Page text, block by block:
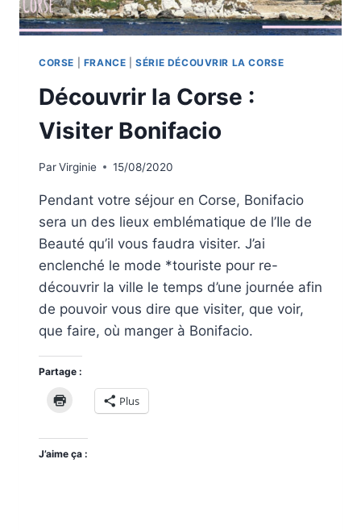
CORSE FRANCE |SÉRIE DÉCOUVRIR LA CORSE
Découvrir la Corse :
Visiter Bonifacio
ParVirginie 15/08/2020
Pendant votre séjour en Corse, Bonifacio
sera un des lieux emblématique de l’Ile de
Beauté qu’il vous faudra visiter. J’ai
enclenché le mode *touriste pour re-
découvrir la ville le temps d’une journée afin
de pouvoir vous dire que visiter, que voir,
que faire, où manger à Bonifacio.
Partage :
Plus
J’aime ça :